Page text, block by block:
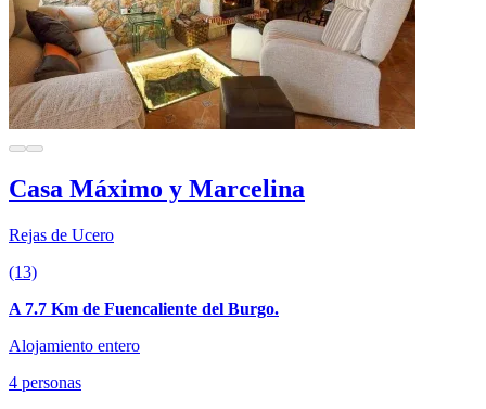
Casa Máximo y Marcelina
Rejas de Ucero
(13)
A 7.7 Km de Fuencaliente del Burgo.
Alojamiento entero
4 personas